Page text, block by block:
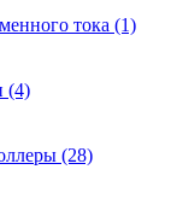
тока (1)
(4)
(28)